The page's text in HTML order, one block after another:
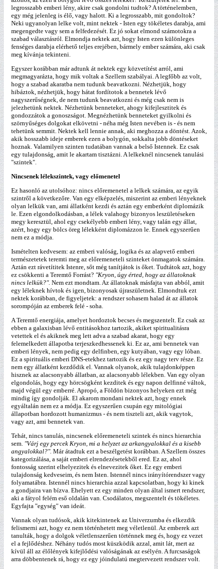
legrosszabb emberi lény, akire csak gondolni tudtok? A történelemben,
egy még jelenleg is élő, vagy halott. Ki a legrosszabb, mit gondoltok?
Neki ugyanolyan lelke volt, mint nektek - Isten egy tökéletes darabja, ami
megengedte vagy sem a felfedezését. Ez jó sokat elmond számotokra a
szabad választásról. Elmondja nektek azt, hogy Isten ezen különleges
fenséges darabja elérhető teljes erejében, bármely ember számára, aki csak
meg kívánja tekinteni.
Egyszer korábban már adtunk át nektek egy közvetítést arról, ami
megmagyarázta, hogy mik voltak a Szellem szabályai. A legfőbb az volt,
hogy a szabad akaratba nem tudunk beavatkozni. Nézhetjük, hogy
hibáztok, nézhetjük, hogy hátat fordítotok a bennetek lévő
nagyszerűségnek, de nem tudunk beavatkozni és még csak nem is
jelezhetünk nektek. Nézhetünk benneteket, ahogy kifejlesztitek és
gondozzátok a gonoszságot. Megnézhetünk benneteket gyilkolni és
szörnyűséges dolgokat elkövetni - néha még Isten nevében is - és nem
tehetünk semmit. Nektek kell lennie annak, aki meghozza a döntést. Azok,
akik hosszabb ideje emberek ezen a bolygón, sokkalta jobb döntéseket
hoznak. Valamilyen szinten tudatában vannak a belső Istennek. Ez csak
egy tulajdonság, amit le akartam tisztázni. A lelkeknél nincsenek tanulási
"szintek".
Nincsenek lélekszintek, vagy előmenetel
Ez hasonló az utolsóhoz: nincs előremenetel a lelkek számára, az egyik
szintről a következőre. Van egy elképzelés, miszerint az emberi lényeknek
olyan lelkük van, ami állatként kezdi és aztán egy emberként diplomázik
le. Ezen elgondolkodásban, a lélek valahogy bizonyos leszületéseken
megy keresztül, ahol egy csekélyebb emberi lény, vagy talán egy állat,
azért, hogy egy bölcs öreg lélekként diplomázzon le. Ennek egyszerűen
nem ez a módja.
Ismételten kedvesem: az emberi valóság, logika és az alapvető emberi
természetetek teremti meg az előremeneteli szinteket önmagatok számára.
Aztán ezt rávetítitek Istenre, sőt még tanítjátok is őket. Tudtátok azt, hogy
ez csökkenti a Teremtő Forrást? "Kryon, úgy érted, hogy az állatoknak
nincs lelkük?". Nem ezt mondtam. Az állatoknak másfajta van abból, amit
egy léleknek hívtok és igen, bizonyosak újraszületnek. Elmondtuk ezt
nektek korábban, de figyeljetek: a rendszer sohasem halad át az állatok
sorompóján az emberek felé - soha.
A Teremtő energiája, amelyet hordoztok becses és megszentelt. Ez csak az
ebben a galaxisban lévő entitásokhoz tartozik, akiket spiritualitásra
vetettek el és akiknek meg lett adva a szabad akarat, hogy egy
felemelkedett állapotba terjeszkedhessenek ki. Ez az, ami bennetek van
emberi lények, nem pedig egy delfinben, egy kutyában, vagy egy lóban.
Ez a spirituális emberi DNS-etekhez tartozik és ez egy nagy terv része. Ez
nem egy állatként kezdődik el. Vannak olyanok, akik tulajdonképpen
hisznek az alacsonyabb állatban, az alacsonyabb lélekben. Van egy olyan
elgondolás, hogy egy hörcsögként kezditek és egy napon delfinné váltok,
majd végül egy emberré. Apropó, a Földön bizonyos helyeken ezt még
mindig így gondolják. El akarom mondani nektek azt, hogy ennek
egyáltalán nem ez a módja. Ez egyszerűen csupán egy mitológiai
állapotban hordozott humanizmus - és nem tiszteli azt, akik vagytok,
vagy azt, ami bennetek van.
Tehát, nincs tanulás, nincsenek előremeneteli szintek és nincs hierarchia
sem. "Várj egy percek Kryon, mi a helyzet az arkangyalokkal és a kisebb
angyalokkal?". Már átadtuk ezt a beszélgetést korábban. A Szellem összes
kategorizálása, a saját emberi elrendezésetekből ered. Ez az, ahol
fontosság szerint elhelyezitek és elnevezitek őket. Ez egy emberi
tulajdonság kedveseim, és nem Isten. Istennél nincs irányítórendszer vagy
folyamatábra. Istennél nincs hierarchia azzal kapcsolatban, hogy ki kinek
a gondjaira van bízva. Ehelyett ez egy minden olyan által ismert rendszer,
aki a fátyol felém eső oldalán van. Csodálatos, megszentelt és tökéletes.
Egyfajta "egység" van ideát.
Vannak olyan tudósok, akik kitekintenek az Univerzumba és elkezdik
felismerni azt, hogy ez nem történhetett meg véletlenül. Az emberek azt
tanulták, hogy a dolgok véletlenszerűen történnek meg és, hogy ez vezet
el a fejlődéshez. Néhány tudós most küszködik azzal, amit lát, mert az
kívül áll az élőlények kifejlődési valóságának az esélyén. A furcsaságok
arra döbbentenek rá, hogy ez egy jóindulatú megtervezett rendszer volt.